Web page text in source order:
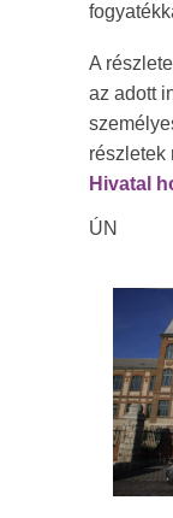
A
az adott
részletek
Hivatal
ÚN